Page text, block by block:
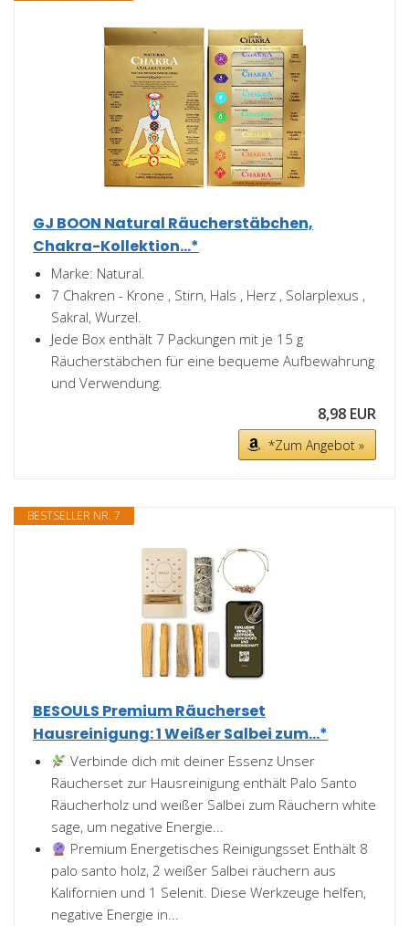
GJ BOON Natural Räucherstäbchen,
Chakra-Kollektion...*
Marke: Natural.
7 Chakren - Krone , Stirn, Hals , Herz , Solarplexus ,
Sakral, Wurzel.
Jede Box enthält 7 Packungen mit je 15 g
Räucherstäbchen für eine bequeme Aufbewahrung
und Verwendung.
8,98 EUR
*Zum Angebot »
BESTSELLER NR. 7
BESOULS Premium Räucherset
Hausreinigung: 1 Weißer Salbei zum...*
Verbinde dich mit deiner Essenz Unser
Räucherset zur Hausreinigung enthält Palo Santo
Räucherholz und weißer Salbei zum Räuchern white
sage, um negative Energie...
Premium Energetisches Reinigungsset Enthält 8
palo santo holz, 2 weißer Salbei räuchern aus
Kalifornien und 1 Selenit. Diese Werkzeuge helfen,
negative Energie in...